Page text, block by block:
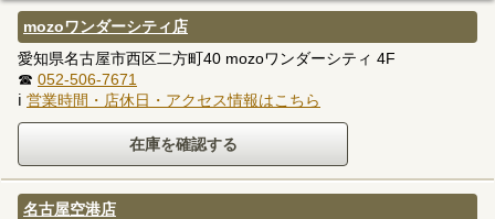
mozoワンダーシティ店
愛知県名古屋市西区二方町40 mozoワンダーシティ 4F
☎ 052-506-7671
ℹ 営業時間・店休日・アクセス情報はこちら
名古屋空港店